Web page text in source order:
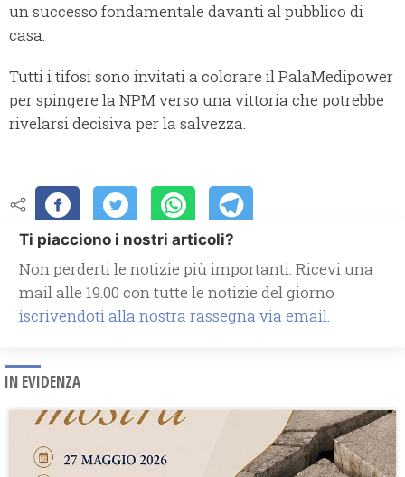
un successo fondamentale davanti al pubblico di
casa.
Tutti i tifosi sono invitati a colorare il PalaMedipower
per spingere la NPM verso una vittoria che potrebbe
rivelarsi decisiva per la salvezza.
Ti piacciono i nostri articoli?
Non perderti le notizie più importanti. Ricevi una
mail alle 19.00 con tutte le notizie del giorno
iscrivendoti alla nostra rassegna via email.
IN EVIDENZA